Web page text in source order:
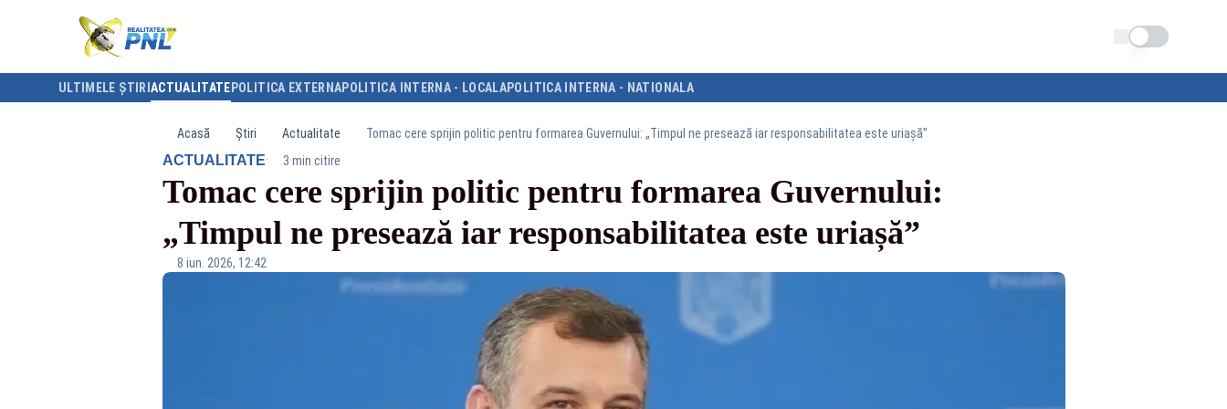
Schimba tema
ULTIMELE ȘTIRI ACTUALITATE POLITICA EXTERNAPOLITICA INTERNA - LOCALAPOLITICA INTERNA - NATIONALA
Acasă Știri Actualitate Tomac cere sprijin politic pentru formarea Guvernului: „Timpul ne presează iar responsabilitatea este uriașă”
ACTUALITATE· 3 min citire
Tomac cere sprijin politic pentru formarea Guvernului:
„Timpul ne presează iar responsabilitatea este uriașă”
8 iun. 2026, 12:42